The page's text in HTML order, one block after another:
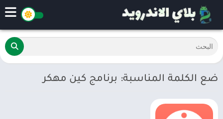
ضع الكلمة المناسبة: برنامج كين مهكر